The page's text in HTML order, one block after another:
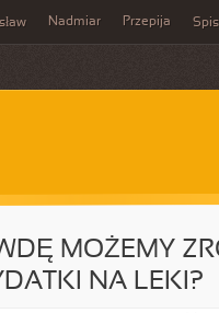
Nadmiar Przepija
MOŻEMY
NA LEKI?